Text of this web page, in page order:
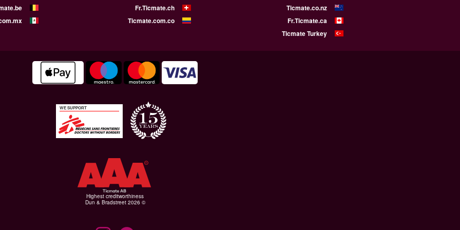
Ticmate.co.nz
Fr.Ticmate.ch
Fr.Ticmate.ca
Ticmate.com.co
Ticmate Turkey
WE SUPPORT
Highest creditworthiness
© Dun & Bradstreet 2026